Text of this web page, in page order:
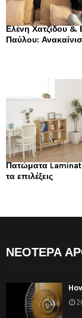
Ελένη Χατζίδου &
Παύλου:
Πατώματα
τα επιλέξεις
ΝΕΟΤΕΡΑ